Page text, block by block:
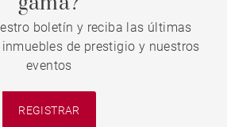
boletín y reciba las últimas
de prestigio y nuestros
eventos
REGISTRAR